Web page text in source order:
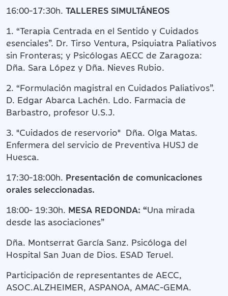
16:00-17:30h. TALLERES SIMULTÁNEOS
1. “Terapia Centrada en el Sentido y Cuidados
esenciales”. Dr. Tirso Ventura, Psiquiatra Paliativos
sin Fronteras; y Psicólogas AECC de Zaragoza:
Dña. Sara López y Dña. Nieves Rubio.
2. “Formulación magistral en Cuidados Paliativos”.
D. Edgar Abarca Lachén. Ldo. Farmacia de
Barbastro, profesor U.S.J.
3. "Cuidados de reservorio" Dña. Olga Matas.
Enfermera del servicio de Preventiva HUSJ de
Huesca.
17:30-18:00h. Presentación de comunicaciones
orales seleccionadas.
18:00- 19:30h. MESA REDONDA: “Una mirada
desde las asociaciones”
Dña. Montserrat García Sanz. Psicóloga del
Hospital San Juan de Dios. ESAD Teruel.
Participación de representantes de AECC,
ASOC.ALZHEIMER, ASPANOA, AMAC-GEMA.